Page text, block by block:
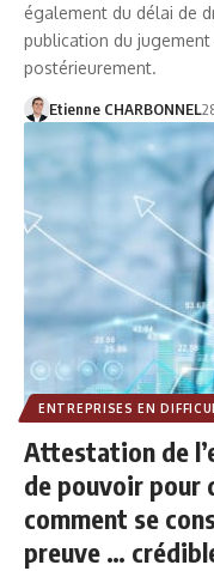
également du délai de
publication du jugement
postérieurement.
Etienne CHARBONNEL
ENTREPRISES EN
Attestation de
de pouvoir pour
comment se
preuve …